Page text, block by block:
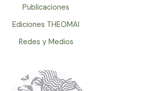
Publicaciones
Ediciones THEOMAI
Redes y Medios